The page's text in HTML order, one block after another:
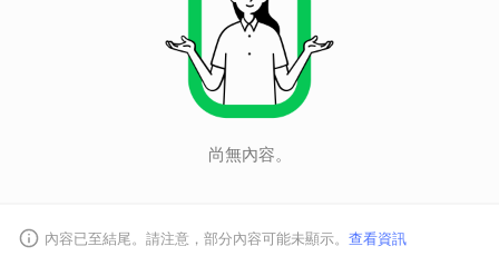
尚無內容。
內容已至結尾。請注意，部分內容可能未顯示。 查看資訊